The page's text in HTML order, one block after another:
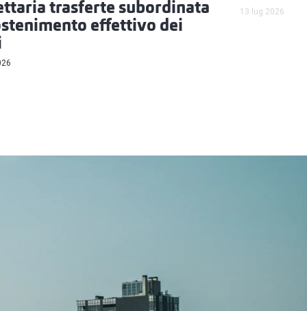
trasferte subordinata
effettivo dei
13 lug 2026